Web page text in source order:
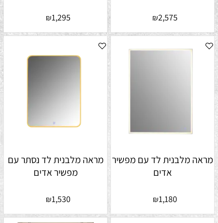
₪2,575
₪1,295
מראה מלבנית לד עם מפשיר
אדים
₪1,180
מראה מלבנית לד נסתר עם
מפשיר אדים
₪1,530